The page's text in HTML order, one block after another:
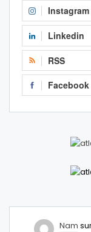
Instagram
Linkedin
RSS
Facebook
Nam